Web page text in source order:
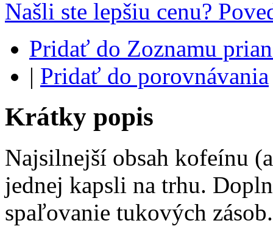
Našli ste lepšiu cenu?
Pridať do Zoznamu
| Pridať do porovnávania
Krátky popis
Najsilnejší obsah kofeínu
jednej kapsli na trhu.
spaľovanie tukových zásob.